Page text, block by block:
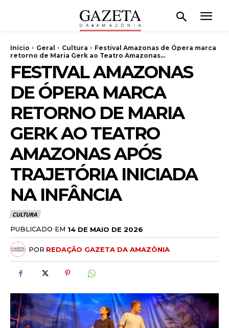
Início Geral Cultura
Festival Amazonas de Ópera marca
retorno de Maria Gerk ao Teatro Amazonas...
FESTIVAL AMAZONAS
DE ÓPERA MARCA
RETORNO DE MARIA
GERK AO TEATRO
AMAZONAS APÓS
TRAJETÓRIA INICIADA
NA INFÂNCIA
CULTURA
PUBLICADO EM 14 DE MAIO DE 2026
POR REDAÇÃO GAZETA DA AMAZÔNIA